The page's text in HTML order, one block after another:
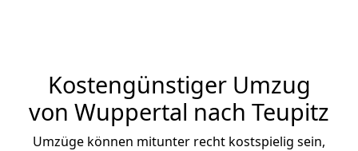
Kostengünstiger Umzug
von Wuppertal nach Teupitz
Umzüge können mitunter recht kostspielig sein,